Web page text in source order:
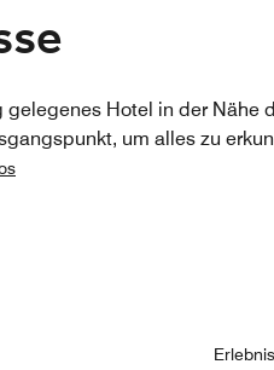
Hotel in der Nähe
um alles zu